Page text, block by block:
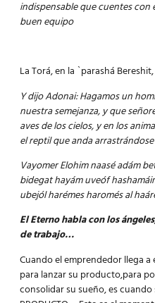
indispensable que cuentes
buen equipo
La Torá, en la `parashá
Y dijo Adonai: Hagamos un
nuestra semejanza, y que
aves de los cielos, y en los
el reptil que anda
Vayomer Elohim naasé adám
bidegat hayám uveóf
ubejól harémes haromés al
El Eterno habla con los
de trabajo…
Cuando el emprendedor llega
para lanzar su producto,para
consolidar su sueño, es